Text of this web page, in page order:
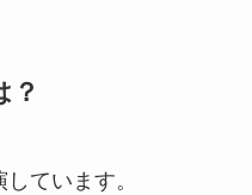
？
ています。